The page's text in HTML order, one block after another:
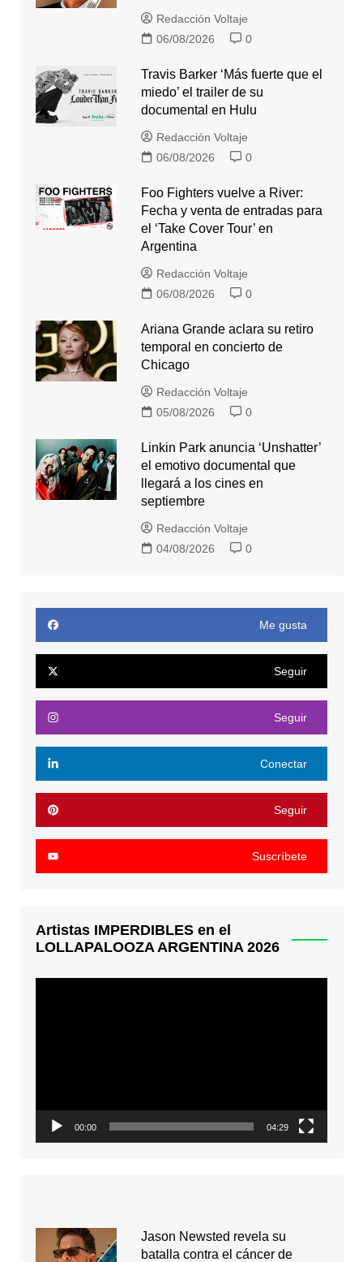
Redacción Voltaje
06/08/2026
0
Travis Barker ‘Más fuerte que el
miedo’ el trailer de su
documental en Hulu
Redacción Voltaje
06/08/2026
0
Foo Fighters vuelve a River:
Fecha y venta de entradas para
el ‘Take Cover Tour’ en
Argentina
Redacción Voltaje
06/08/2026
0
Ariana Grande aclara su retiro
temporal en concierto de
Chicago
Redacción Voltaje
05/08/2026
0
Linkin Park anuncia ‘Unshatter’
el emotivo documental que
llegará a los cines en
septiembre
Redacción Voltaje
04/08/2026
0
Me gusta
Seguir
Seguir
Conectar
Seguir
Suscríbete
Artistas IMPERDIBLES en el
LOLLAPALOOZA ARGENTINA 2026
00:00 04:29
Jason Newsted revela su
batalla contra el cáncer de